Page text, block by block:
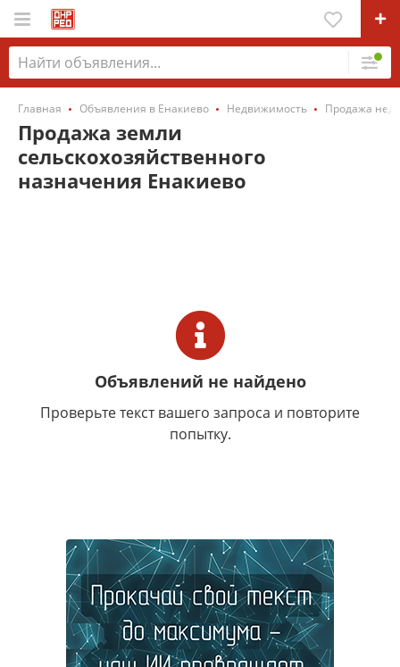
Главная Объявления в Енакиево Недвижимость Продажа
Продажа земли
сельскохозяйственного
назначения Енакиево
Объявлений не найдено
Проверьте текст вашего запроса и повторите
попытку.